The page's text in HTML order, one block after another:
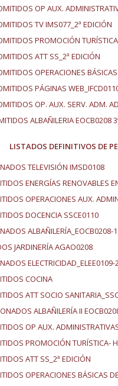
OP AUX.
TV IMS077_2ª EDICIÓN
PROMOCIÓN
ATT SS_2ª EDICIÓN
OPERACIONES
PÁGINAS
OP. AUX. SERV. ADM.
ALBAÑILERIAEOCB0208
LISTADOS DEFINITIVOS DE
TELEVISIÓN IMSD0108
ENERGÍAS RENOVABLES
OPERACIONES AUX.
DOCENCIA SSCE0110
ALBAÑILERÍA_EOCB0208-1
JARDINERÍA AGAO0208
ELECTRICIDAD_ELEE0109-
COCINA
ATT SOCIO
ALBAÑILERÍA II
OP AUX.
PROMOCIÓN TURÍSTICA-
ATT SS_2ª EDICIÓN
OPERACIONES BÁSICAS